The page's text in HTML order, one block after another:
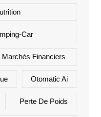
Car
Marchés Financiers
Otomatic Ai
Perte De Poids